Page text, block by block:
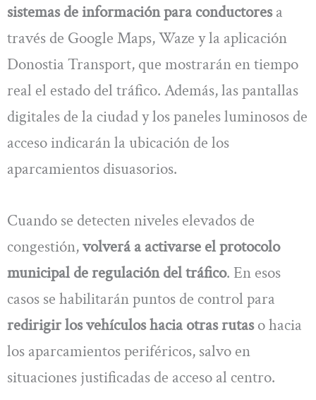
sistemas de información para conductoresa
través de Google Maps, Waze y la aplicación
Donostia Transport, que mostrarán en tiempo
real el estado del tráfico. Además, las pantallas
digitales de la ciudad y los paneles luminosos de
acceso indicarán la ubicación de los
aparcamientos disuasorios.
Cuando se detecten niveles elevados de
congestión,volverá a activarse el protocolo
municipal de regulación del tráfico. En esos
casos se habilitarán puntos de control para
redirigir los vehículos hacia otras rutaso hacia
los aparcamientos periféricos, salvo en
situaciones justificadas de acceso al centro.